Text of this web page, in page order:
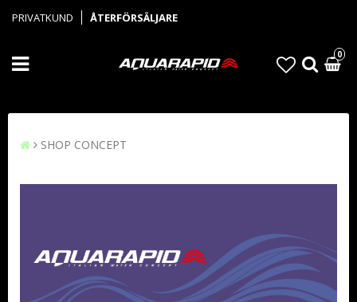
PRIVATKUND ÅTERFÖRSÄLJARE
0
SHOP CONCEPT